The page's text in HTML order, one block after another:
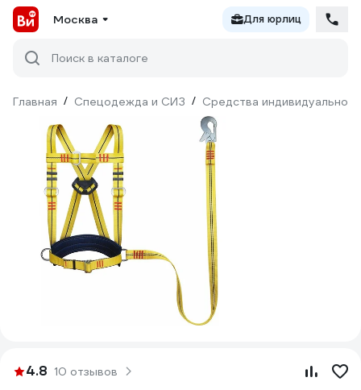
Москва Для юрлиц
Поиск в каталоге
Главная / Спецодежда и СИЗ / Средства индивидуальной
4.8 10 отзывов